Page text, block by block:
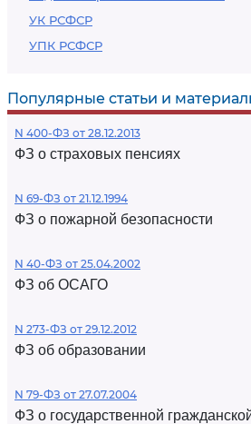
УК РСФСР
УПК РСФСР
Популярные статьи и
N 400-ФЗ от 28.12.2013
ФЗ о страховых пенсиях
N 69-ФЗ от 21.12.1994
ФЗ о пожарной безопасности
N 40-ФЗ от 25.04.2002
ФЗ об ОСАГО
N 273-ФЗ от 29.12.2012
ФЗ об образовании
N 79-ФЗ от 27.07.2004
ФЗ о государственной